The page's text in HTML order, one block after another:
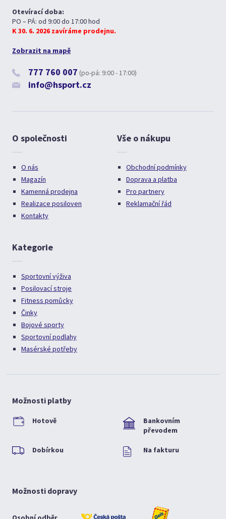
Otevírací doba:
PO – PÁ: od 9:00 do 17:00 hod
K 30. 6. 2026 zavíráme prodejnu.
Zobrazit na mapě
777 760 007 (po-pá: 9:00 - 17:00)
info@hsport.cz
O společnosti
O nás
Magazín
Kamenná prodejna
Realizace posiloven
Kontakty
Vše o nákupu
Obchodní podmínky
Doprava a platba
Pro partnery
Reklamační řád
Kategorie
Sportovní výživa
Posilovací stroje
Fitness pomůcky
Činky
Bojové sporty
Sportovní podlahy
Masérské potřeby
Možnosti platby
Hotově
Bankovním
převodem
Dobírkou Na fakturu
Možnosti dopravy